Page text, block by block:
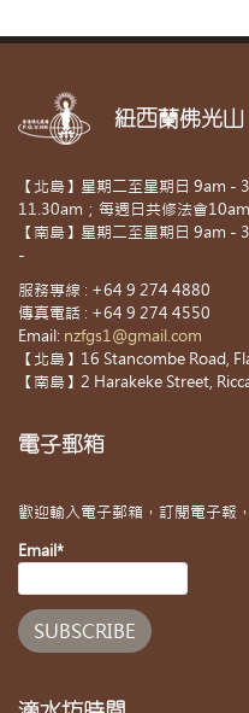
紐西蘭佛光山
【北島】星期二至星期日 9am
11.30am；每週日共修法會
【南島】星期二至星期日 9am -
-
服務專線 : +64 9 274 4880
傳真電話 : +64 9 274 4550
Email: nzfgs1@gmail.com
【北島】16 Stancombe Road,
【南島】2 Harakeke Street,
電子郵箱
歡迎輸入電子郵箱，訂閱電子報
Email*